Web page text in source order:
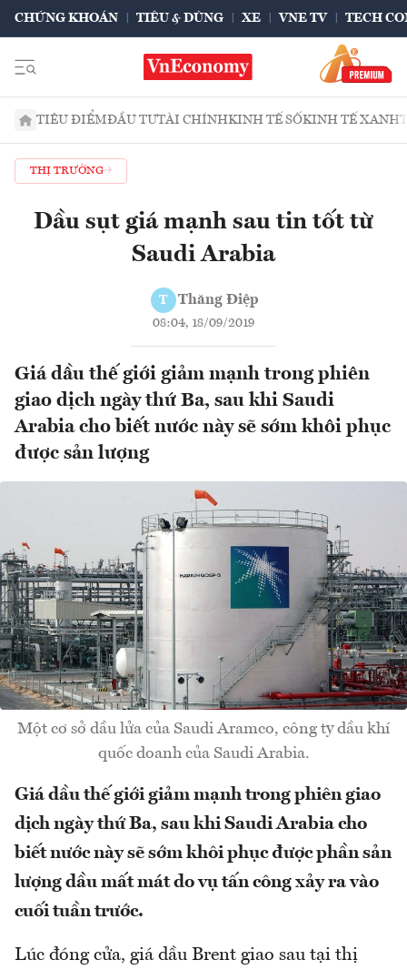
CHỨNG KHOÁN TIÊU & DÙNG XE VNE TV TECH
TIÊU ĐIỂMĐẦU TƯTÀI CHÍNHKINH TẾ SỐKINH TẾ XANH
THỊ TRƯỜNG
Dầu sụt giá mạnh sau tin tốt từ
Saudi Arabia
T Thăng Điệp
08:04, 18/09/2019
Giá dầu thế giới giảm mạnh trong phiên
giao dịch ngày thứ Ba, sau khi Saudi
Arabia cho biết nước này sẽ sớm khôi phục
được sản lượng
Một cơ sở dầu lửa của Saudi Aramco, công ty dầu khí
quốc doanh của Saudi Arabia.
Giá dầu thế giới giảm mạnh trong phiên giao
dịch ngày thứ Ba, sau khi Saudi Arabia cho
biết nước này sẽ sớm khôi phục được phần sản
lượng dầu mất mát do vụ tấn công xảy ra vào
cuối tuần trước.
Lúc đóng cửa, giá dầu Brent giao sau tại thị